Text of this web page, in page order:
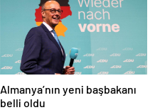
Almanya’nın yeni başbakanı
belli oldu